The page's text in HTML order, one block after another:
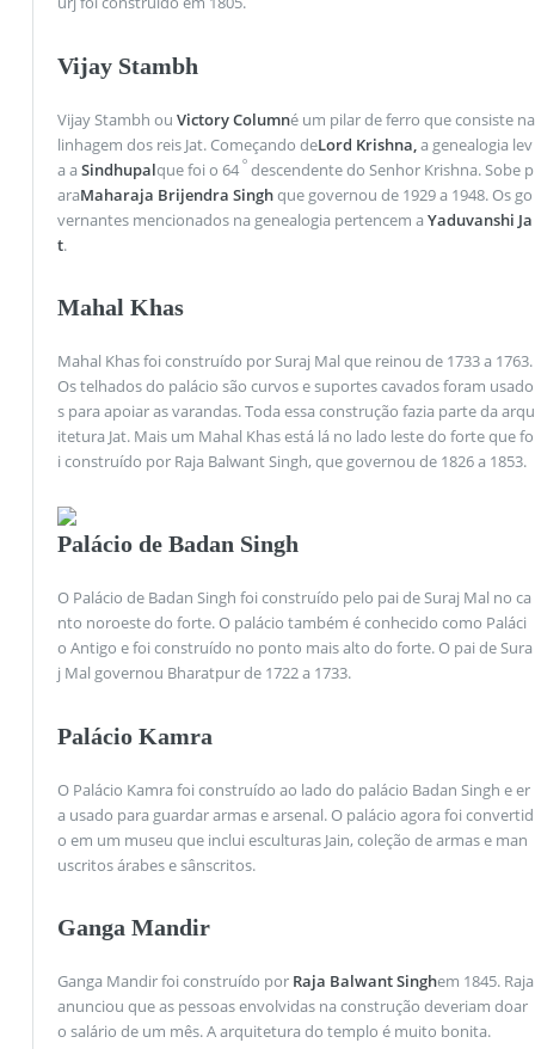
Vijay Stambh
Vijay Stambh ou Victory Columné um pilar de ferro que consiste na
linhagem dos reis Jat. Começando deLord Krishna, a genealogia lev
a a Sindhupalque foi o 64 ºdescendente do Senhor Krishna. Sobe p
araMaharaja Brijendra Singhque governou de 1929 a 1948. Os go
vernantes mencionados na genealogia pertencem a Yaduvanshi Ja
t.
Mahal Khas
Mahal Khas foi construído por Suraj Mal que reinou de 1733 a 1763.
Os telhados do palácio são curvos e suportes cavados foram usado
s ​​para apoiar as varandas. Toda essa construção fazia parte da arqu
itetura Jat. Mais um Mahal Khas está lá no lado leste do forte que fo
i construído por Raja Balwant Singh, que governou de 1826 a 1853.
Palácio de Badan Singh
O Palácio de Badan Singh foi construído pelo pai de Suraj Mal no ca
nto noroeste do forte. O palácio também é conhecido como Paláci
o Antigo e foi construído no ponto mais alto do forte. O pai de Sura
j Mal governou Bharatpur de 1722 a 1733.
Palácio Kamra
O Palácio Kamra foi construído ao lado do palácio Badan Singh e er
a usado para guardar armas e arsenal. O palácio agora foi convertid
o em um museu que inclui esculturas Jain, coleção de armas e man
uscritos árabes e sânscritos.
Ganga Mandir
Ganga Mandir foi construído por Raja Balwant Singhem 1845. Raja
anunciou que as pessoas envolvidas na construção deveriam doar
o salário de um mês. A arquitetura do templo é muito bonita.